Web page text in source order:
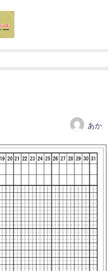
あか